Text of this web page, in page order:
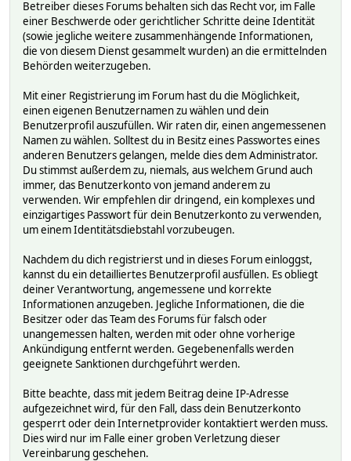
Betreiber dieses Forums behalten sich das Recht vor, im Falle
einer Beschwerde oder gerichtlicher Schritte deine Identität
(sowie jegliche weitere zusammenhängende Informationen,
die von diesem Dienst gesammelt wurden) an die ermittelnden
Behörden weiterzugeben.
Mit einer Registrierung im Forum hast du die Möglichkeit,
einen eigenen Benutzernamen zu wählen und dein
Benutzerprofil auszufüllen. Wir raten dir, einen angemessenen
Namen zu wählen. Solltest du in Besitz eines Passwortes eines
anderen Benutzers gelangen, melde dies dem Administrator.
Du stimmst außerdem zu, niemals, aus welchem Grund auch
immer, das Benutzerkonto von jemand anderem zu
verwenden. Wir empfehlen dir dringend, ein komplexes und
einzigartiges Passwort für dein Benutzerkonto zu verwenden,
um einem Identitätsdiebstahl vorzubeugen.
Nachdem du dich registrierst und in dieses Forum einloggst,
kannst du ein detailliertes Benutzerprofil ausfüllen. Es obliegt
deiner Verantwortung, angemessene und korrekte
Informationen anzugeben. Jegliche Informationen, die die
Besitzer oder das Team des Forums für falsch oder
unangemessen halten, werden mit oder ohne vorherige
Ankündigung entfernt werden. Gegebenenfalls werden
geeignete Sanktionen durchgeführt werden.
Bitte beachte, dass mit jedem Beitrag deine IP-Adresse
aufgezeichnet wird, für den Fall, dass dein Benutzerkonto
gesperrt oder dein Internetprovider kontaktiert werden muss.
Dies wird nur im Falle einer groben Verletzung dieser
Vereinbarung geschehen.